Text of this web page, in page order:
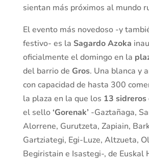
sientan más próximos al mundo
El evento más novedoso -y
festivo- es la Sagardo Azoka
oficialmente el domingo en la
del barrio de Gros. Una blanca y
con capacidad de hasta 300
la plaza en la que los 13 sidreros
el sello‘Gorenak’ -Gaztañaga,
Alorrene, Gurutzeta, Zapiain,
Gartziategi, Egi-Luze, Altzueta,
Begiristain e Isastegi-, de Euskal